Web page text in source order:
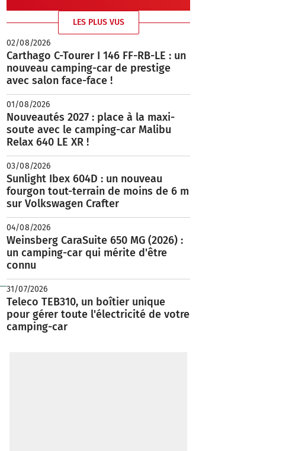
LES PLUS VUS
02/08/2026
Carthago C-Tourer I 146 FF-RB-LE : un
nouveau camping-car de prestige
avec salon face-face !
01/08/2026
Nouveautés 2027 : place à la maxi-
soute avec le camping-car Malibu
Relax 640 LE XR !
03/08/2026
Sunlight Ibex 604D : un nouveau
fourgon tout-terrain de moins de 6 m
sur Volkswagen Crafter
04/08/2026
Weinsberg CaraSuite 650 MG (2026) :
un camping-car qui mérite d'être
connu
31/07/2026
Teleco TEB310, un boîtier unique
pour gérer toute l'électricité de votre
camping-car